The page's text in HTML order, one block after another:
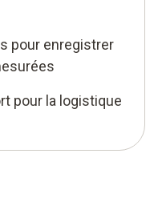
pour enregistrer
pour la logistique